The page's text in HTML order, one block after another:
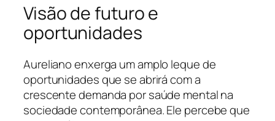
Visão de futuro e
oportunidades
Aureliano enxerga um amplo leque de
oportunidades que se abrirá com a
crescente demanda por saúde mental na
sociedade contemporânea. Ele percebe que